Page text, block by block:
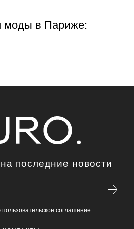
моды в Париже:
последние новости
соглашение